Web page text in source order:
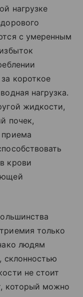
нагрузке
с умеренным
короткое
нагрузка.
жидкости,
почек,
приема
крови
только
людям
склонностью
не стоит
который можно